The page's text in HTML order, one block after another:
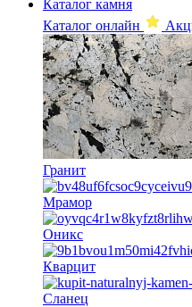
Каталог камня
Каталог онлайн
Гранит
Мрамор
Оникс
Кварцит
Сланец